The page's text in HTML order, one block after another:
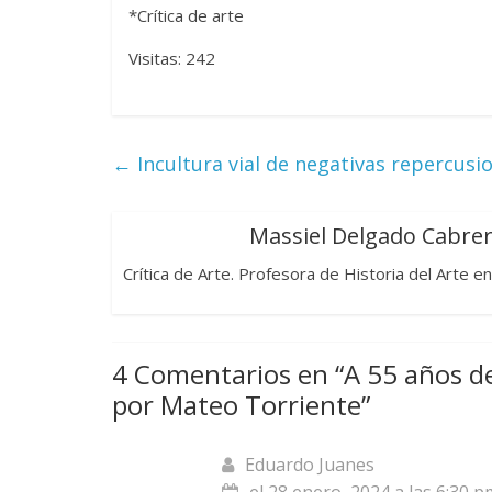
*Crítica de arte
Visitas: 242
← Incultura vial de negativas
Massiel Delgado
Crítica de Arte. Profesora de Historia del Arte
4 Comentarios en “A 55 años
por Mateo Torriente”
Eduardo Juanes
Julio Martínez Molina 0 28 febrero, 2026
Julio Martínez Molina 0
Divertida
dramática